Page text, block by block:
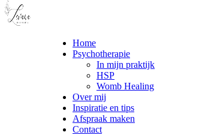
Home
Psychotherapie
In mijn praktijk
HSP
Womb Healing
Over mij
Inspiratie en tips
Afspraak maken
Contact